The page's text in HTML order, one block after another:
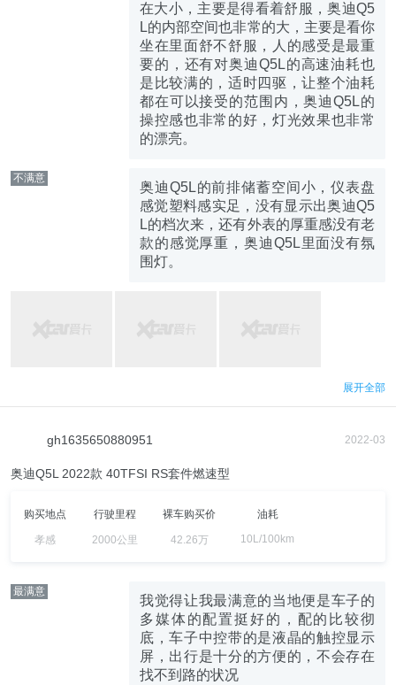
在大小，主要是得看着舒服，奥迪Q5
L的内部空间也非常的大，主要是看你
坐在里面舒不舒服，人的感受是最重
要的，还有对奥迪Q5L的高速油耗也
是比较满的，适时四驱，让整个油耗
都在可以接受的范围内，奥迪Q5L的
操控感也非常的好，灯光效果也非常
的漂亮。
不满意
奥迪Q5L的前排储蓄空间小，仪表盘
感觉塑料感实足，没有显示出奥迪Q5
L的档次来，还有外表的厚重感没有老
款的感觉厚重，奥迪Q5L里面没有氛
围灯。
展开全部
gh1635650880951 2022-03
奥迪Q5L 2022款 40TFSI RS套件燃速型
购买地点
孝感
行驶里程
2000公里
裸车购买价
42.26万
油耗
10L/100km
最满意
我觉得让我最满意的当地便是车子的
多媒体的配置挺好的，配的比较彻
底，车子中控带的是液晶的触控显示
屏，出行是十分的方便的，不会存在
找不到路的状况